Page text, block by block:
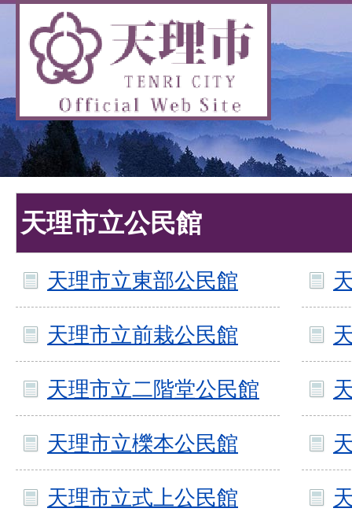
天理市立公民館
天理市立東部公民館
天理市立前栽公民館
天理市立二階堂公民館
天理市立櫟本公民館
天理市立式上公民館